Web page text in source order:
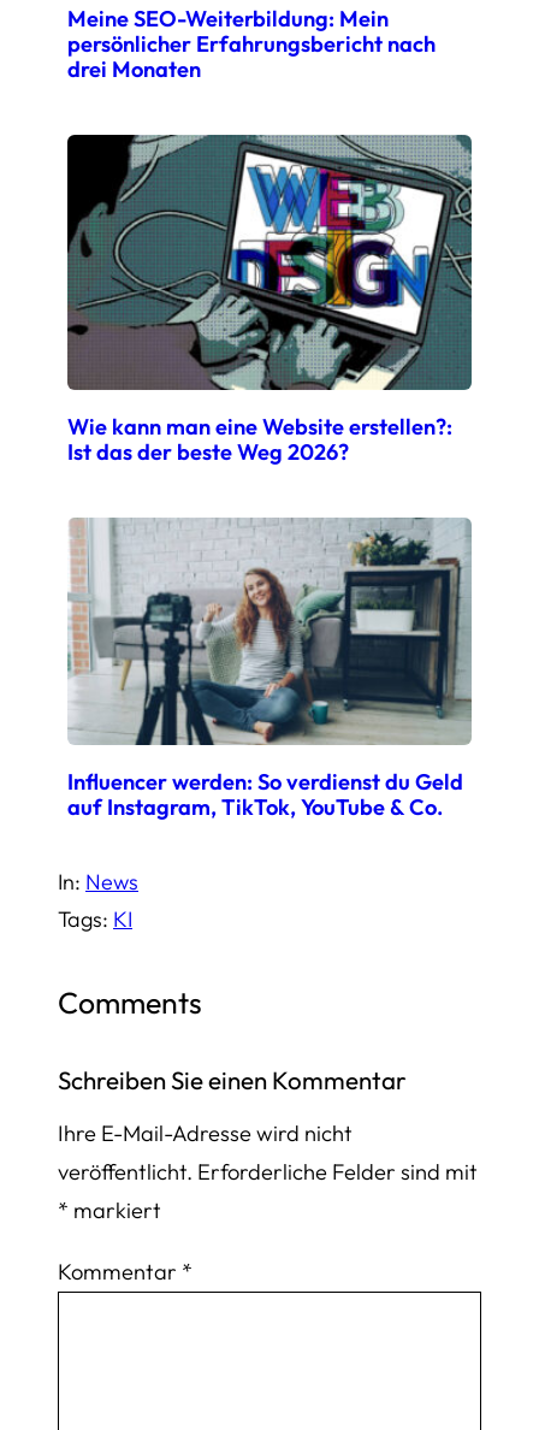
Meine SEO-Weiterbildung: Mein
persönlicher Erfahrungsbericht nach
drei Monaten
Wie kann man eine Website erstellen?:
Ist das der beste Weg 2026?
Influencer werden: So verdienst du Geld
auf Instagram, TikTok, YouTube & Co.
In: News
Tags: KI
Comments
Schreiben Sie einen Kommentar
Ihre E-Mail-Adresse wird nicht
veröffentlicht. Erforderliche Felder sind mit
* markiert
Kommentar *